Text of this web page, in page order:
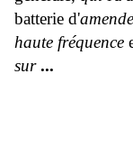
batterie d'
haute fréquence
sur ...